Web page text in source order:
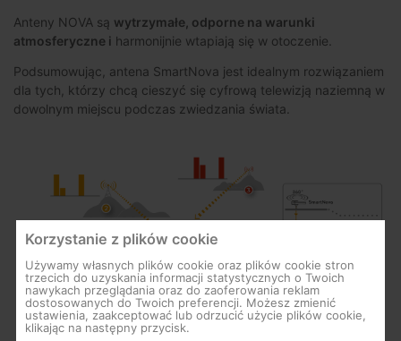
Anteny NOVA są wytrzymałe, odporne na warunki
atmosferyczne i harmonijnie wtapiają się w otoczenie.
Podsumowując, antena SmartNova jest idealnym rozwiązaniem
dla tych, którzy chcą cieszyć się cyfrową telewizją naziemną w
dowolnym miejscu podczas zwiedzania świata.
Korzystanie z plików cookie
Używamy własnych plików cookie oraz plików cookie stron
trzecich do uzyskania informacji statystycznych o Twoich
nawykach przeglądania oraz do zaoferowania reklam
dostosowanych do Twoich preferencji. Możesz zmienić
ustawienia, zaakceptować lub odrzucić użycie plików cookie,
klikając na następny przycisk.